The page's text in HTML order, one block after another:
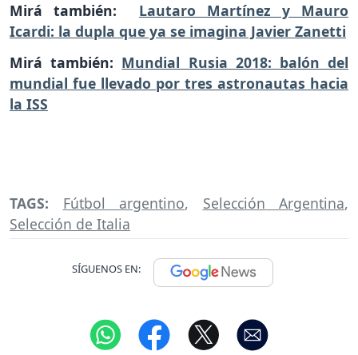
Mirá también: Lautaro Martínez y Mauro
Icardi: la dupla que ya se imagina Javier Zanetti
Mirá también: Mundial Rusia 2018: balón del
mundial fue llevado por tres astronautas hacia
la ISS
TAGS: Fútbol argentino, Selección Argentina,
Selección de Italia
SÍGUENOS EN: